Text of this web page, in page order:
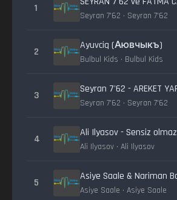
1
Seyran 7'62 • Seyran 7'62
2
Ayuvciq (Аювчыкъ)
Bulbul Kids • Bulbul Kids
3
Seyran 7'62 • Seyran 7'62
4
Ali Ilyasov - Sensiz olmaz
Ali Ilyasov • Ali Ilyasov
5
Asiye Saale • Asiye Saale